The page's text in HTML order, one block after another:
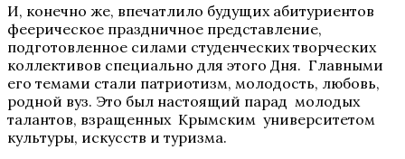
И, конечно же, впечатлило будущих абитуриентов
феерическое праздничное представление,
подготовленное силами студенческих творческих
коллективов специально для этого Дня. Главными
его темами стали патриотизм, молодость, любовь,
родной вуз. Это был настоящий парад молодых
талантов, взращенных Крымским университетом
культуры, искусств и туризма.